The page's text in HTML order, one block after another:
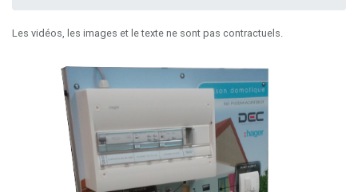
Les vidéos, les images et le texte ne sont pas contractuels.